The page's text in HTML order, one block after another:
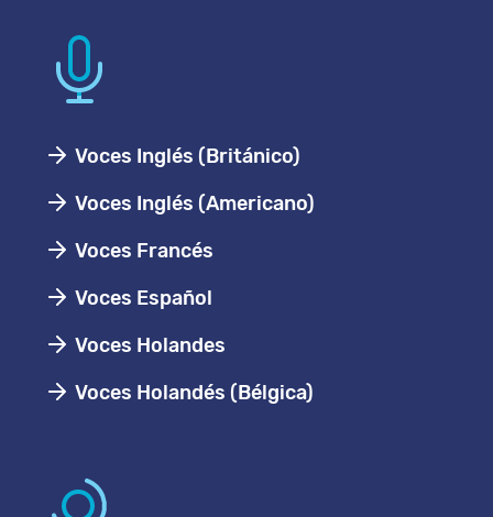
Voces Inglés (Británico)
Voces Inglés (Americano)
Voces Francés
Voces Español
Voces Holandes
Voces Holandés (Bélgica)